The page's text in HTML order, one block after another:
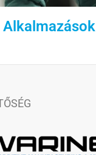
Alkalmazások